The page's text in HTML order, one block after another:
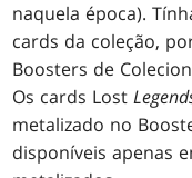
naquela época).
cards da coleção,
Boosters de
Os cards Lost
metalizado no
disponíveis apenas